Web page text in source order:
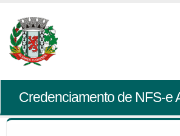
Credenciamento de NFS-e